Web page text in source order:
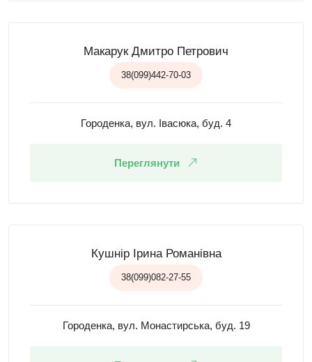
Макарук Дмитро Петрович
38(099)442-70-03
Городенка, вул. Івасюка, буд. 4
Переглянути
Кушнір Ірина Романівна
38(099)082-27-55
Городенка, вул. Монастирська, буд. 19